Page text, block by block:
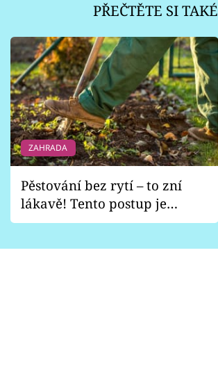
PŘEČTĚTE SI TAKÉ
ZAHRADA
Pěstování bez rytí – to zní
lákavě! Tento postup je
vhodný jen pro některé